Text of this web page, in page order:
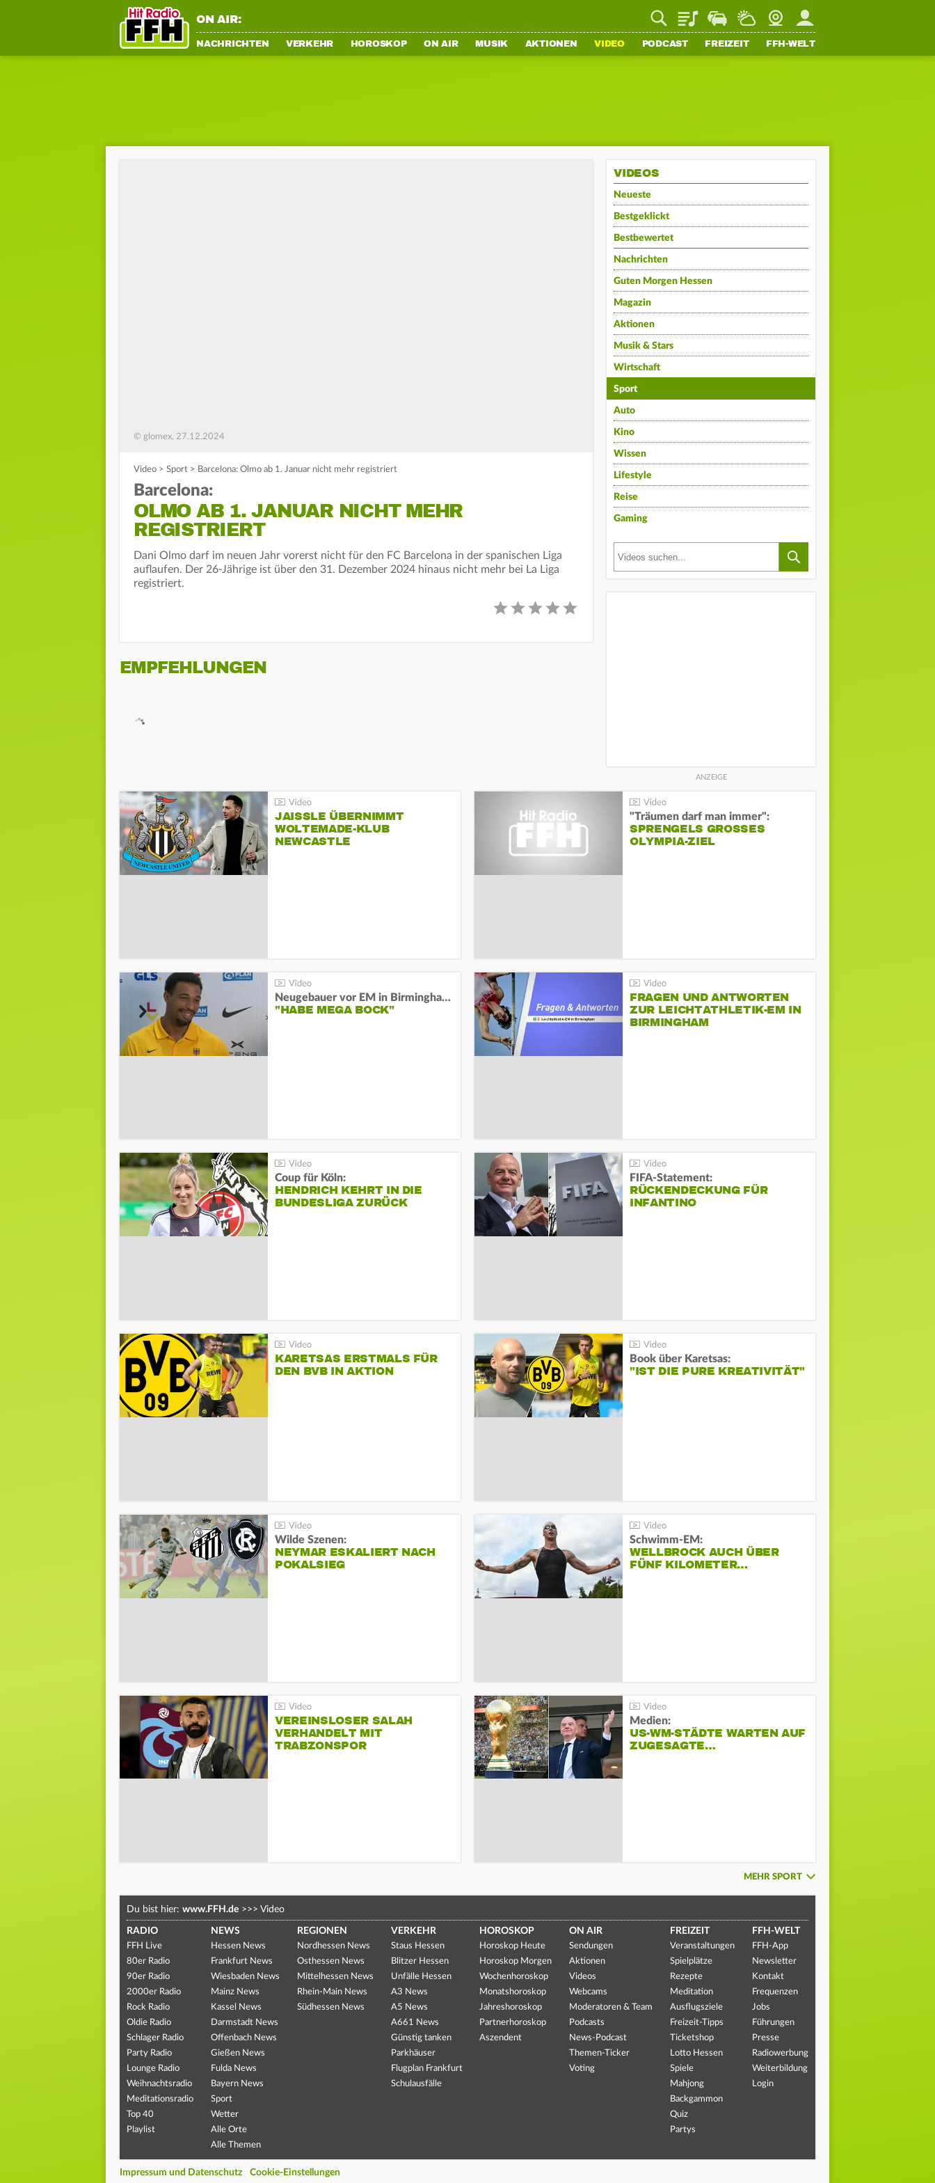
ON AIR: PlaylistStaupilotWetterWebcamMein FFH
NACHRICHTEN VERKEHR HOROSKOP ON AIR MUSIK AKTIONEN VIDEO PODCAST FREIZEIT FFH-WELT
© glomex, 27.12.2024
Video > Sport > Barcelona: Olmo ab 1. Januar nicht mehr registriert
Barcelona:
OLMO AB 1. JANUAR NICHT MEHR
REGISTRIERT
Dani Olmo darf im neuen Jahr vorerst nicht für den FC Barcelona in der spanischen Liga
auflaufen. Der 26-Jährige ist über den 31. Dezember 2024 hinaus nicht mehr bei La Liga
registriert.
EMPFEHLUNGEN
VIDEOS
Neueste
Bestgeklickt
Bestbewertet
Nachrichten
Guten Morgen Hessen
Magazin
Aktionen
Musik & Stars
Wirtschaft
Sport
Auto
Kino
Wissen
Lifestyle
Reise
Gaming
JAISSLE ÜBERNIMMT
WOLTEMADE-KLUB
NEWCASTLE
"Träumen darf man immer":
SPRENGELS GROSSES O
LYMPIA-ZIEL
Neugebauer vor EM in Birmingham:
"HABE MEGA BOCK"
FRAGEN UND ANTWORTEN
ZUR LEICHTATHLETIK-EM IN
BIRMINGHAM
Coup für Köln:
HENDRICH KEHRT IN DIE
BUNDESLIGA ZURÜCK
FIFA-Statement:
RÜCKENDECKUNG FÜR
INFANTINO
KARETSAS ERSTMALS FÜR
DEN BVB IN AKTION
Book über Karetsas:
"IST DIE PURE KREATIVITÄT"
Wilde Szenen:
NEYMAR ESKALIERT NACH
POKALSIEG
Schwimm-EM:
WELLBROCK AUCH ÜBER
FÜNF KILOMETER…
VEREINSLOSER SALAH
VERHANDELT MIT
TRABZONSPOR
Medien:
US-WM-STÄDTE WARTEN AUF
ZUGESAGTE…
MEHR SPORT
Du bist hier: www.FFH.de >>> Video
RADIO
FFH Live
80er Radio
90er Radio
2000er Radio
Rock Radio
Oldie Radio
Schlager Radio
Party Radio
Lounge Radio
Weihnachtsradio
Meditationsradio
Top 40
Playlist
NEWS
Hessen News
Frankfurt News
Wiesbaden News
Mainz News
Kassel News
Darmstadt News
Offenbach News
Gießen News
Fulda News
Bayern News
Sport
Wetter
Alle Orte
Alle Themen
REGIONEN
Nordhessen News
Osthessen News
Mittelhessen News
Rhein-Main News
Südhessen News
VERKEHR
Staus Hessen
Blitzer Hessen
Unfälle Hessen
A3 News
A5 News
A661 News
Günstig tanken
Parkhäuser
Flugplan Frankfurt
Schulausfälle
HOROSKOP
Horoskop Heute
Horoskop Morgen
Wochenhoroskop
Monatshoroskop
Jahreshoroskop
Partnerhoroskop
Aszendent
ON AIR
Sendungen
Aktionen
Videos
Webcams
Moderatoren & Team
Podcasts
News-Podcast
Themen-Ticker
Voting
FREIZEIT
Veranstaltungen
Spielplätze
Rezepte
Meditation
Ausflugsziele
Freizeit-Tipps
Ticketshop
Lotto Hessen
Spiele
Mahjong
Backgammon
Quiz
Partys
FFH-WELT
FFH-App
Newsletter
Kontakt
Frequenzen
Jobs
Führungen
Presse
Radiowerbung
Weiterbildung
Login
Impressum und Datenschutz Cookie-Einstellungen